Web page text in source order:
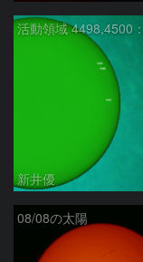
新井優
08/08の太陽